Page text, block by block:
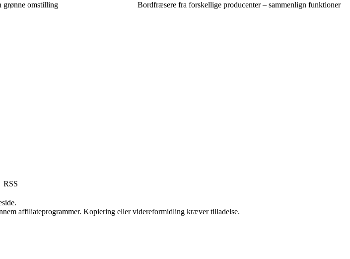
grønne omstilling Bordfræsere fra forskellige producenter – sammenlign funktioner
RSS
affiliateprogrammer. Kopiering eller videreformidling kræver tilladelse.